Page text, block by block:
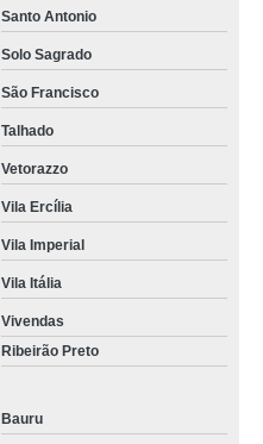
Santo Antonio
Solo Sagrado
São Francisco
Talhado
Vetorazzo
Vila Ercília
Vila Imperial
Vila Itália
Vivendas
Ribeirão Preto
Bauru